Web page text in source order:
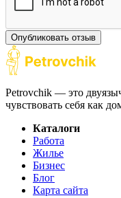
Опубликовать отзыв
Petrovchik — это
чувствовать себя как
Каталоги
Работа
Жилье
Бизнес
Блог
Карта сайта